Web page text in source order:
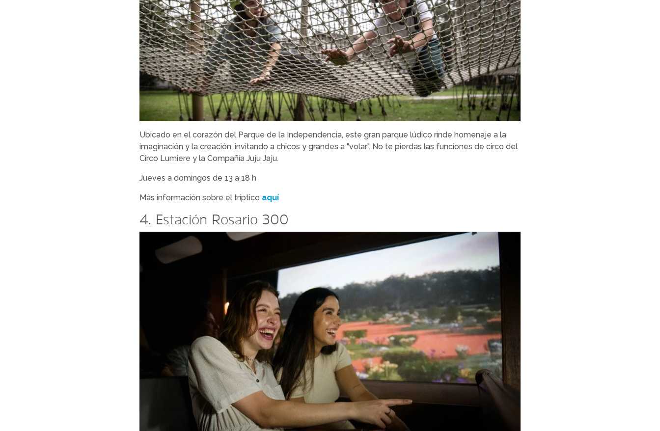
Ubicado en el corazón del Parque de la Independencia, este gran parque lúdico rinde homenaje a la
imaginación y la creación, invitando a chicos y grandes a "volar". No te pierdas las funciones de circo del
Circo Lumiere y la Compañía Juju Jaju.
Jueves a domingos de 13 a 18 h
Más información sobre el tríptico aquí
4. Estación Rosario 300